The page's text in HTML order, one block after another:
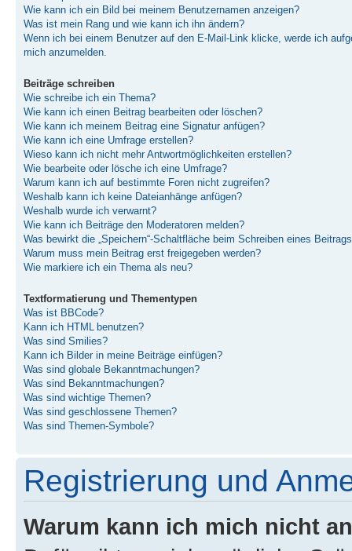
Wie kann ich ein Bild bei meinem Benutzernamen anzeigen?
Was ist mein Rang und wie kann ich ihn ändern?
Wenn ich bei einem Benutzer auf den E-Mail-Link klicke, werde ich
mich anzumelden.
Beiträge schreiben
Wie schreibe ich ein Thema?
Wie kann ich einen Beitrag bearbeiten oder löschen?
Wie kann ich meinem Beitrag eine Signatur anfügen?
Wie kann ich eine Umfrage erstellen?
Wieso kann ich nicht mehr Antwortmöglichkeiten erstellen?
Wie bearbeite oder lösche ich eine Umfrage?
Warum kann ich auf bestimmte Foren nicht zugreifen?
Weshalb kann ich keine Dateianhänge anfügen?
Weshalb wurde ich verwarnt?
Wie kann ich Beiträge den Moderatoren melden?
Was bewirkt die „Speichern“-Schaltfläche beim Schreiben eines
Warum muss mein Beitrag erst freigegeben werden?
Wie markiere ich ein Thema als neu?
Textformatierung und Thementypen
Was ist BBCode?
Kann ich HTML benutzen?
Was sind Smilies?
Kann ich Bilder in meine Beiträge einfügen?
Was sind globale Bekanntmachungen?
Was sind Bekanntmachungen?
Was sind wichtige Themen?
Was sind geschlossene Themen?
Was sind Themen-Symbole?
Registrierung und
Warum kann ich mich nicht